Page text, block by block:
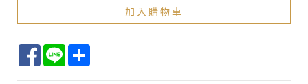
加入購物車
Facebook
Line